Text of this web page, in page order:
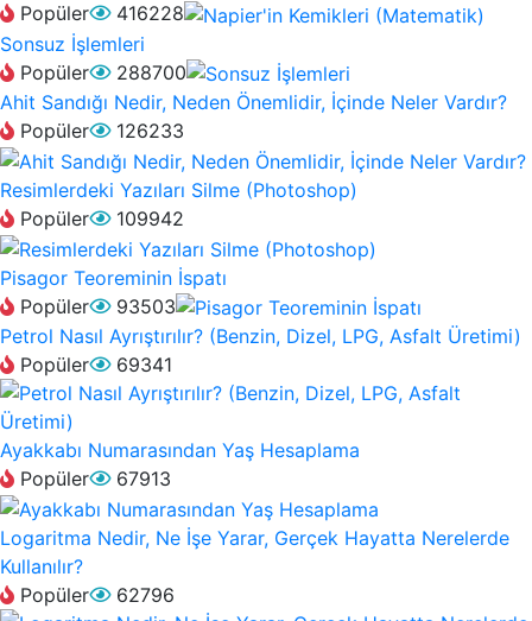
Popüler
416228
Sonsuz İşlemleri
Popüler
288700
Ahit Sandığı Nedir, Neden Önemlidir, İçinde Neler Vardır?
Popüler
126233
Resimlerdeki Yazıları Silme (Photoshop)
Popüler
109942
Pisagor Teoreminin İspatı
Popüler
93503
Petrol Nasıl Ayrıştırılır? (Benzin, Dizel, LPG, Asfalt Üretimi)
Popüler
69341
Ayakkabı Numarasından Yaş Hesaplama
Popüler
67913
Logaritma Nedir, Ne İşe Yarar, Gerçek Hayatta Nerelerde
Kullanılır?
Popüler
62796